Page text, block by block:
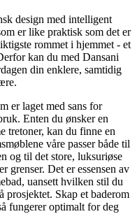
design med intelligent
er like praktisk som det er
rommet i hjemmet - et
kan du med Dansani
din enklere, samtidig
er laget med sans for
Enten du ønsker en
tretoner, kan du finne en
våre passer både til
og til det store, luksuriøse
grenser. Det er essensen av
uansett hvilken stil du
prosjektet. Skap et baderom
fungerer optimalt for deg